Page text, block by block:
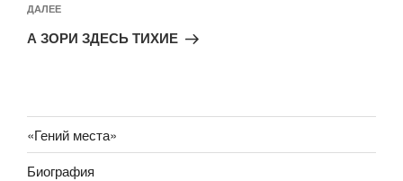
Следующая
запись
ДАЛЕЕ
А ЗОРИ ЗДЕСЬ ТИХИЕ
«Гений места»
Биография